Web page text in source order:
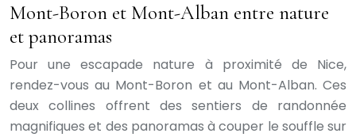
Mont-Boron et Mont-Alban entre nature
et panoramas
Pour une escapade nature à proximité de Nice,
rendez-vous au Mont-Boron et au Mont-Alban. Ces
deux collines offrent des sentiers de randonnée
magnifiques et des panoramas à couper le souffle sur